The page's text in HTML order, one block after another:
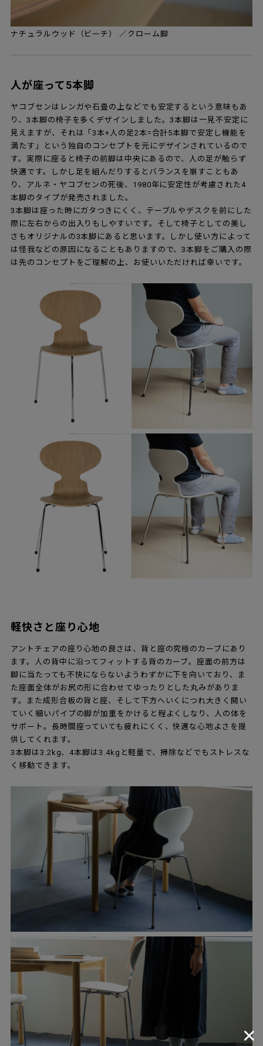
ナチュラルウッド（ビーチ） ／クローム脚
人が座って5本脚
ヤコブセンはレンガや石畳の上などでも安定するという意味もあ
り、3本脚の椅子を多くデザインしました。3本脚は一見不安定に
見えますが、それは「3本+人の足2本=合計5本脚で安定し機能を
満たす」という独自のコンセプトを元にデザインされているので
す。実際に座ると椅子の前脚は中央にあるので、人の足が触らず
快適です。しかし足を組んだりするとバランスを崩すこともあ
り、アルネ・ヤコブセンの死後、1980年に安定性が考慮された4
本脚のタイプが発売されました。
3本脚は座った時にガタつきにくく、テーブルやデスクを前にした
際に左右からの出入りもしやすいです。そして椅子としての美し
さもオリジナルの3本脚にあると思います。しかし使い方によって
は怪我などの原因になることもありますので、3本脚をご購入の際
は先のコンセプトをご理解の上、お使いいただければ幸いです。
軽快さと座り心地
アントチェアの座り心地の良さは、背と座の究極のカーブにあり
ます。人の背中に沿ってフィットする背のカーブ。座面の前方は
脚に当たっても不快にならないようわずかに下を向いており、ま
た座面全体がお尻の形に合わせてゆったりとした丸みがありま
す。また成形合板の背と座、そして下方へいくにつれ大きく開い
ていく細いパイプの脚が加重をかけると程よくしなり、人の体を
サポート。長時間座っていても疲れにくく、快適な心地よさを提
供してくれます。
3本脚は3.2kg、4本脚は3.4kgと軽量で、掃除などでもストレスな
く移動できます。